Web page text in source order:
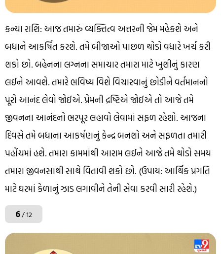
કન્યા રાશિ: આજ તમારું વ્યક્તિત્વ અત્તરની જેમ મહેકશે અને
બધાને આકર્ષિત કરશે. તમે બીજાઓ પાછળ થોડો વધારે ખર્ચ કરી
શકો છો. બહેનના લગ્નના સમાચાર તમારા માટે ખુશીનું કારણ
લઈને આવશે. તમારે ભવિષ્ય વિશે વિચારવાનું છોડીને વર્તમાનનો
પૂરો આનંદ લેવો જોઈએ. પ્રેમની દ્રષ્ટિએ જોઈએ તો આજે તમે
જીવનના આનંદનો ભરપૂર લહાવો લેવામાં સફળ રહેશો. આજના
દિવસે તમે બધાના આકર્ષણનું કેન્દ્ર બનશો અને સફળતા તમારી
પહોંચમાં હશે. તમારા કામમાંથી આરામ લઈને આજે તમે થોડો સમય
તમારા જીવનસાથી સાથે વિતાવી શકો છો. (ઉપાય: આર્થિક પ્રગતિ
માટે ઘરમાં કેળાનું ઝાડ લગાવીને તેની સેવા કરવી સારી રહેશે.)
6/ 12